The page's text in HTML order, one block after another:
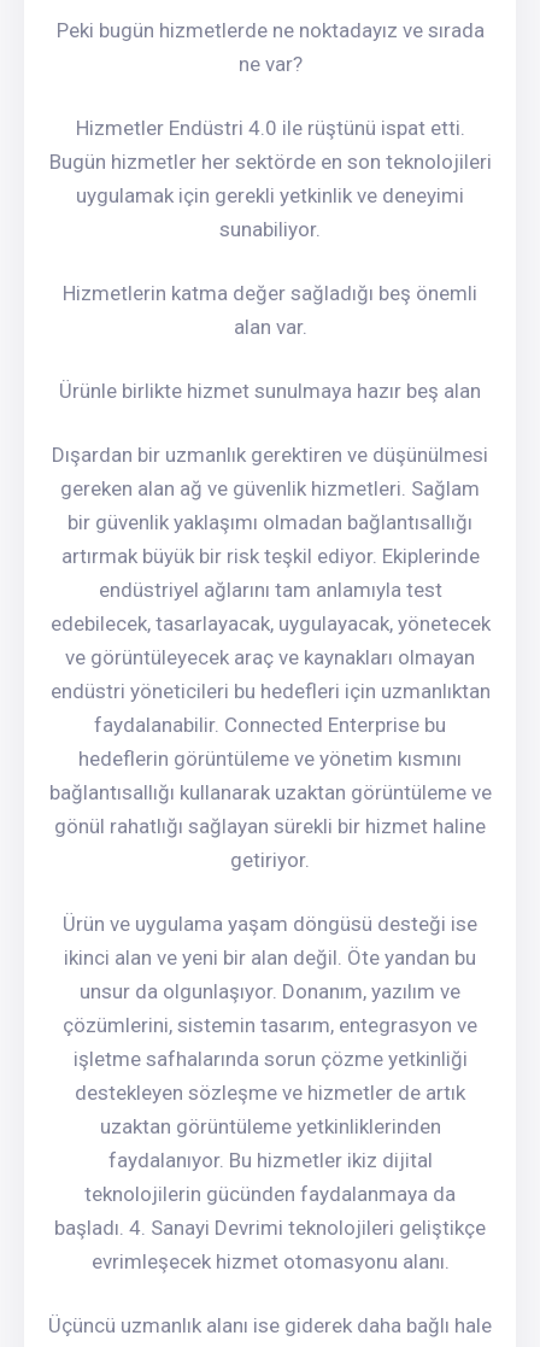
Peki bugün hizmetlerde ne noktadayız ve sırada
ne var?
Hizmetler Endüstri 4.0 ile rüştünü ispat etti.
Bugün hizmetler her sektörde en son teknolojileri
uygulamak için gerekli yetkinlik ve deneyimi
sunabiliyor.
Hizmetlerin katma değer sağladığı beş önemli
alan var.
Ürünle birlikte hizmet sunulmaya hazır beş alan
Dışardan bir uzmanlık gerektiren ve düşünülmesi
gereken alan ağ ve güvenlik hizmetleri. Sağlam
bir güvenlik yaklaşımı olmadan bağlantısallığı
artırmak büyük bir risk teşkil ediyor. Ekiplerinde
endüstriyel ağlarını tam anlamıyla test
edebilecek, tasarlayacak, uygulayacak, yönetecek
ve görüntüleyecek araç ve kaynakları olmayan
endüstri yöneticileri bu hedefleri için uzmanlıktan
faydalanabilir. Connected Enterprise bu
hedeflerin görüntüleme ve yönetim kısmını
bağlantısallığı kullanarak uzaktan görüntüleme ve
gönül rahatlığı sağlayan sürekli bir hizmet haline
getiriyor.
Ürün ve uygulama yaşam döngüsü desteği ise
ikinci alan ve yeni bir alan değil. Öte yandan bu
unsur da olgunlaşıyor. Donanım, yazılım ve
çözümlerini, sistemin tasarım, entegrasyon ve
işletme safhalarında sorun çözme yetkinliği
destekleyen sözleşme ve hizmetler de artık
uzaktan görüntüleme yetkinliklerinden
faydalanıyor. Bu hizmetler ikiz dijital
teknolojilerin gücünden faydalanmaya da
başladı. 4. Sanayi Devrimi teknolojileri geliştikçe
evrimleşecek hizmet otomasyonu alanı.
Üçüncü uzmanlık alanı ise giderek daha bağlı hale